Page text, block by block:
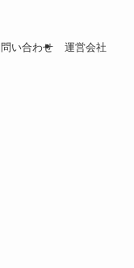
問い合わせ 運営会社